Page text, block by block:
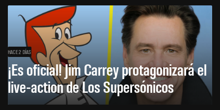
HACE 2 DÍAS
¡Es oficial! Jim Carrey protagonizará el
live-action de Los Supersónicos